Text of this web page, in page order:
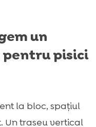
un
pisici
la bloc, spațiul
Un traseu vertical